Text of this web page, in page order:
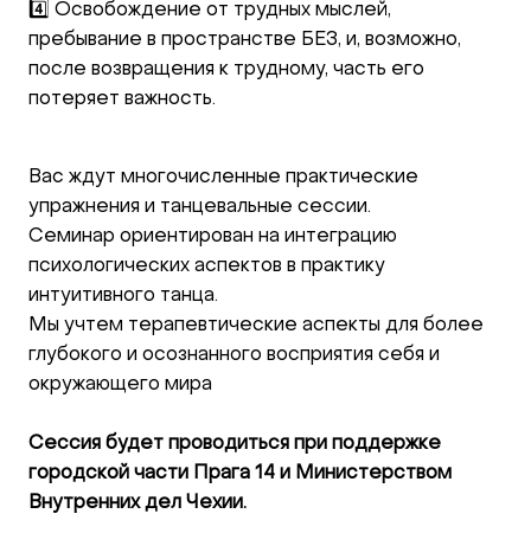
4️⃣ Освобождение от трудных мыслей,
пребывание в пространстве БЕЗ, и, возможно,
после возвращения к трудному, часть его
потеряет важность.
Вас ждут многочисленные практические
упражнения и танцевальные сессии.
Семинар ориентирован на интеграцию
психологических аспектов в практику
интуитивного танца.
Мы учтем терапевтические аспекты для более
глубокого и осознанного восприятия себя и
окружающего мира
Сессия будет проводиться при поддержке
городской части Прага 14 и Министерством
Внутренних дел Чехии.